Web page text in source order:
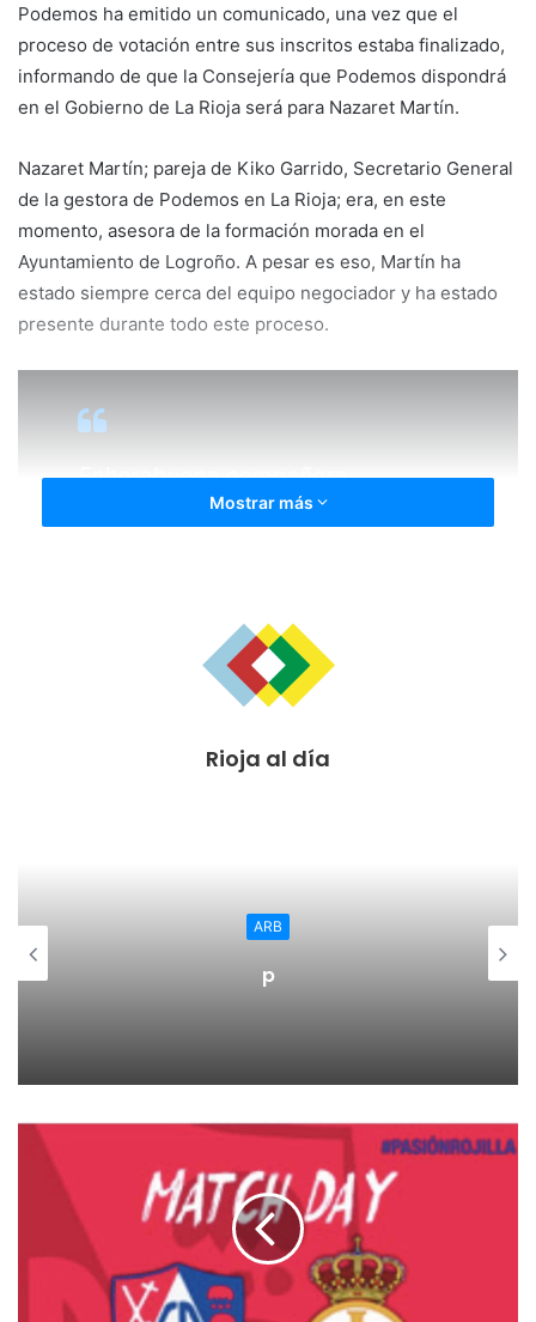
Podemos ha emitido un comunicado, una vez que el
proceso de votación entre sus inscritos estaba finalizado,
informando de que la Consejería que Podemos dispondrá
en el Gobierno de La Rioja será para Nazaret Martín.
Nazaret Martín; pareja de Kiko Garrido, Secretario General
de la gestora de Podemos en La Rioja; era, en este
momento, asesora de la formación morada en el
Ayuntamiento de Logroño. A pesar es eso, Martín ha
estado siempre cerca del equipo negociador y ha estado
presente durante todo este proceso.
Enhorabuena compañera
«Ante las informaciones publicadas en diversos medios de
comunicación, les informamos que el Equipo Técnico de
dirección de Podemos en nuestra Comunidad Autónoma,
Por su parte, Raquel Romero seguirá al frente del grupo
materializar la acción política de Podemos y el necesario
impulso legislativo que requiere la Comunidad Autónoma.
Son varias las razones que han guiado la decisión en el
equipo técnico.
En primer lugar, el Equipo Técnico de Podemos ha querido
Mostrar más
Rioja al día
ARB
p